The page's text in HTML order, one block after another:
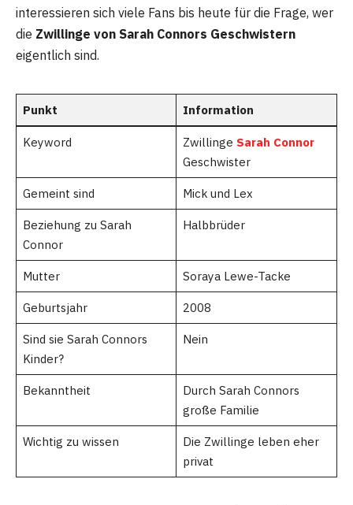
interessieren sich viele Fans bis heute für die Frage, wer
die Zwillinge von Sarah Connors Geschwistern
eigentlich sind.
Punkt Information
Keyword Zwillinge Sarah Connor
Geschwister
Gemeint sind Mick und Lex
Beziehung zu Sarah
Connor
Halbbrüder
Mutter Soraya Lewe-Tacke
Geburtsjahr 2008
Sind sie Sarah Connors
Kinder?
Nein
Bekanntheit
Durch Sarah Connors
große Familie
Wichtig zu wissen
Die Zwillinge leben eher
privat